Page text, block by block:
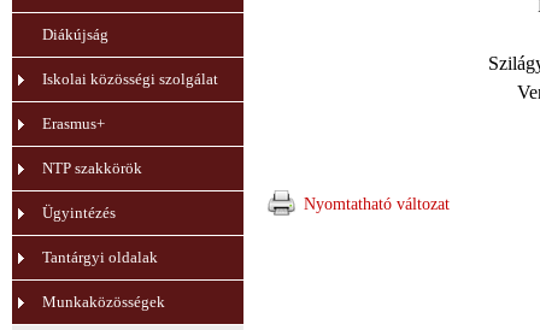
Diákújság
Iskolai közösségi szolgálat
Erasmus+
NTP szakkörök
Ügyintézés
Tantárgyi oldalak
Munkaközösségek
Nyomtatható változat